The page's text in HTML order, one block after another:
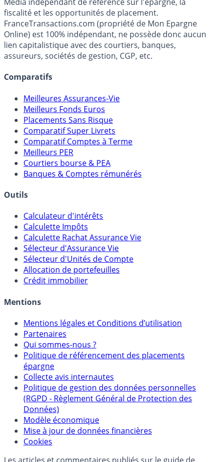
Premier guide épargne de France, en ligne depuis 2001.
Média indépendant de référence sur l'épargne, la
fiscalité et les opportunités de placement.
FranceTransactions.com (propriété de Mon Epargne
Online) est 100% indépendant, ne possède donc aucun
lien capitalistique avec des courtiers, banques,
Meilleures Assurances-Vie
Meilleurs Fonds Euros
Placements Sans Risque
Comparatif Super Livrets
Comparatif Comptes à Terme
Meilleurs PER
Courtiers bourse & PEA
Calculateur d'intérêts
Calculette Impôts
Calculette Rachat Assurance Vie
Sélecteur d'Assurance Vie
Sélecteur d'Unités de Compte
Allocation de portefeuilles
Mentions légales et Conditions d’utilisation
Partenaires
Qui sommes-nous ?
Politique de référencement des placements
épargne
Collecte avis internautes
Politique de gestion des données personnelles
(RGPD - Règlement Général de Protection des
Données)
Modèle économique
Mise à jour de données financières
Cookies